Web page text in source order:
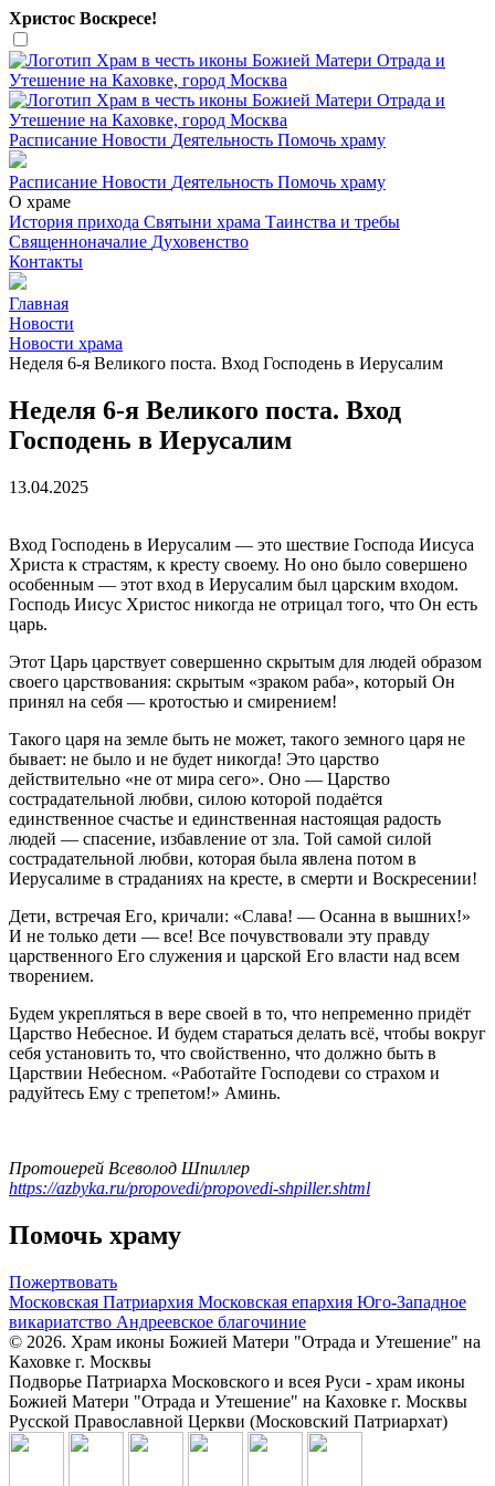
Христос Воскресе!
Расписание Новости Деятельность Помочь храму
Расписание Новости Деятельность Помочь храму
О храме
История прихода Святыни храма Таинства и требы
Священноначалие Духовенство
Контакты
Главная
Новости
Новости храма
Неделя 6-я Великого поста. Вход Господень в Иерусалим
Неделя 6-я Великого поста. Вход
Господень в Иерусалим
13.04.2025
Вход Господень в Иерусалим — это шествие Господа Иисуса
Христа к страстям, к кресту своему. Но оно было совершено
особенным — этот вход в Иерусалим был царским входом.
Господь Иисус Христос никогда не отрицал того, что Он есть
царь.
Этот Царь царствует совершенно скрытым для людей образом
своего царствования: скрытым «зраком раба», который Он
принял на себя — кротостью и смирением!
Такого царя на земле быть не может, такого земного царя не
бывает: не было и не будет никогда! Это царство
действительно «не от мира сего». Оно — Царство
сострадательной любви, силою которой подаётся
единственное счастье и единственная настоящая радость
людей — спасение, избавление от зла. Той самой силой
сострадательной любви, которая была явлена потом в
Иерусалиме в страданиях на кресте, в смерти и Воскресении!
Дети, встречая Его, кричали: «Слава! — Осанна в вышних!»
И не только дети — все! Все почувствовали эту правду
царственного Его служения и царской Его власти над всем
творением.
Будем укрепляться в вере своей в то, что непременно придёт
Царство Небесное. И будем стараться делать всё, чтобы вокруг
себя установить то, что свойственно, что должно быть в
Царствии Небесном. «Работайте Господеви со страхом и
радуйтесь Ему с трепетом!» Аминь.
Протоиерей Всеволод Шпиллер
https://azbyka.ru/propovedi/propovedi-shpiller.shtml
Помочь храму
Пожертвовать
Московская Патриархия Московская епархия Юго-Западное
викариатство Андреевское благочиние
© 2026. Храм иконы Божией Матери "Отрада и Утешение" на
Каховке г. Москвы
Подворье Патриарха Московского и всея Руси - храм иконы
Божией Матери "Отрада и Утешение" на Каховке г. Москвы
Русской Православной Церкви (Московский Патриархат)